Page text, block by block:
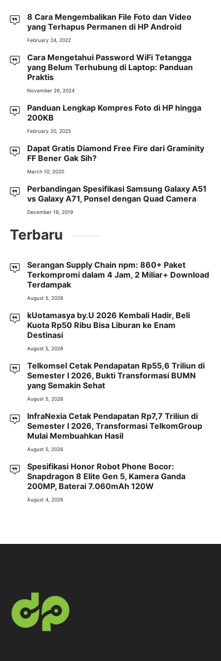
8 Cara Mengembalikan File Foto dan Video
yang Terhapus Permanen di HP Android
February 24, 2022
Cara Mengetahui Password WiFi Tetangga
yang Belum Terhubung di Laptop: Panduan
Praktis
November 26, 2024
Panduan Lengkap Kompres Foto di HP hingga
200KB
February 20, 2025
Dapat Gratis Diamond Free Fire dari Graminity
FF Bener Gak Sih?
March 10, 2020
Perbandingan Spesifikasi Samsung Galaxy A51
vs Galaxy A71, Ponsel dengan Quad Camera
December 16, 2019
Terbaru
Serangan Supply Chain npm: 860+ Paket
Terkompromi dalam 4 Jam, 2 Miliar+ Download
Terdampak
August 5, 2026
kUotamasya by.U 2026 Kembali Hadir, Beli
Kuota Rp50 Ribu Bisa Liburan ke Enam
Destinasi
August 5, 2026
Telkomsel Cetak Pendapatan Rp55,6 Triliun di
Semester I 2026, Bukti Transformasi BUMN
yang Semakin Sehat
August 5, 2026
InfraNexia Cetak Pendapatan Rp7,7 Triliun di
Semester I 2026, Transformasi TelkomGroup
Mulai Membuahkan Hasil
August 5, 2026
Spesifikasi Honor Robot Phone Bocor:
Snapdragon 8 Elite Gen 5, Kamera Ganda
200MP, Baterai 7.060mAh 120W
August 4, 2026